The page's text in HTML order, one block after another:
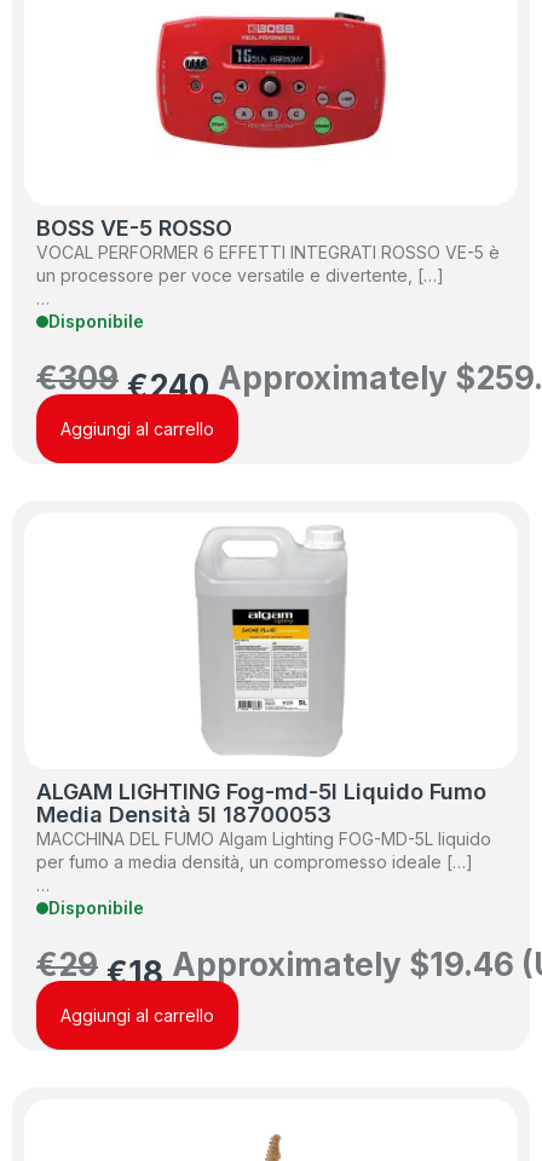
BOSS VE-5 ROSSO
VOCAL PERFORMER 6 EFFETTI INTEGRATI ROSSO VE-5 è
un processore per voce versatile e divertente, […]
…
Disponibile
€309 €240 Approximately $
Aggiungi al carrello
ALGAM LIGHTING Fog-md-5l Liquido Fumo
Media Densità 5l 18700053
MACCHINA DEL FUMO Algam Lighting FOG-MD-5L liquido
per fumo a media densità, un compromesso ideale […]
…
Disponibile
€29 €18 Approximately $19.46
Aggiungi al carrello